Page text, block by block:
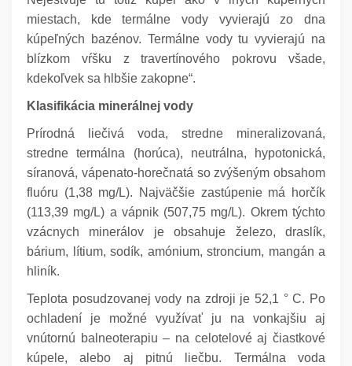
miestach, kde termálne vody vyvierajú zo dna
kúpeľných bazénov. Termálne vody tu vyvierajú na
blízkom vŕšku z travertínového pokrovu všade,
kdekoľvek sa hlbšie zakopne“.
Klasifikácia minerálnej vody
Prírodná liečivá voda, stredne mineralizovaná,
stredne termálna (horúca), neutrálna, hypotonická,
síranová, vápenato-horečnatá so zvýšeným obsahom
fluóru (1,38 mg/L). Najväčšie zastúpenie má horčík
(113,39 mg/L) a vápnik (507,75 mg/L). Okrem týchto
vzácnych minerálov je obsahuje železo, draslík,
bárium, lítium, sodík, amónium, stroncium, mangán a
hliník.
Teplota posudzovanej vody na zdroji je 52,1 ° C. Po
ochladení je možné využívať ju na vonkajšiu aj
vnútornú balneoterapiu – na celotelové aj čiastkové
kúpele, alebo aj pitnú liečbu. Termálna voda